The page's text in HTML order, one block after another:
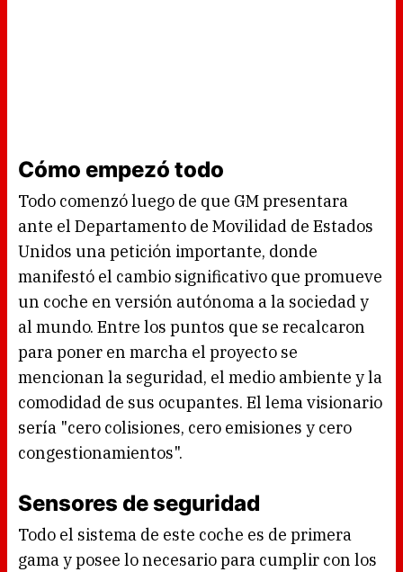
Cómo empezó todo
Todo comenzó luego de que GM presentara
ante el Departamento de Movilidad de Estados
Unidos una petición importante, donde
manifestó el cambio significativo que promueve
un coche en versión autónoma a la sociedad y
al mundo. Entre los puntos que se recalcaron
para poner en marcha el proyecto se
mencionan la seguridad, el medio ambiente y la
comodidad de sus ocupantes. El lema visionario
sería "cero colisiones, cero emisiones y cero
congestionamientos".
Sensores de seguridad
Todo el sistema de este coche es de primera
gama y posee lo necesario para cumplir con los